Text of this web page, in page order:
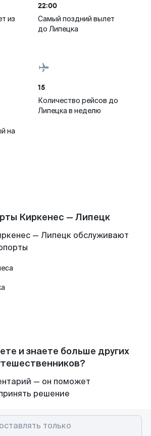
из
22:00
Самый поздний вылет
до Липецка
на
15
Количество рейсов до
Липецка в неделю
Киркенес — Липецк
— Липецк обслуживают
и знаете больше других
— он поможет
решение